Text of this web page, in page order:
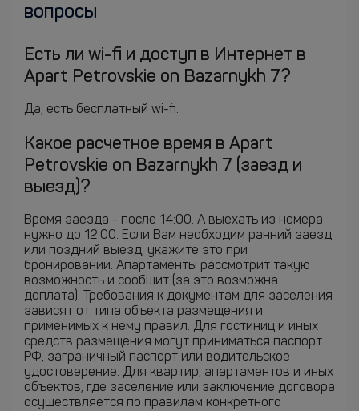
вопросы
Есть ли wi-fi и доступ в Интернет в
Apart Petrovskie on Bazarnykh 7?
Да, есть бесплатный wi-fi.
Какое расчетное время в Apart
Petrovskie on Bazarnykh 7 (заезд и
выезд)?
Время заезда - после 14:00. А выехать из номера
нужно до 12:00. Если Вам необходим ранний заезд
или поздний выезд, укажите это при
бронировании. Апартаменты рассмотрит такую
возможность и сообщит (за это возможна
доплата). Требования к документам для заселения
зависят от типа объекта размещения и
применимых к нему правил. Для гостиниц и иных
средств размещения могут приниматься паспорт
РФ, заграничный паспорт или водительское
удостоверение. Для квартир, апартаментов и иных
объектов, где заселение или заключение договора
осуществляется по правилам конкретного